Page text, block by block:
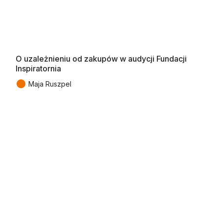
O uzależnieniu od zakupów w audycji Fundacji
Inspiratornia
● Maja Ruszpel